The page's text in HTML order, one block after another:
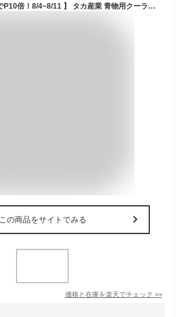
【エントリ-&3点購入でP10倍！8/4~8/11 】 タカ産業 青物用クーラーバッグ 100cm 776-角 (クーラーボックス ソフトクーラー クーラー 大型バッグ)
この商品をサイトでみる
価格と在庫を楽天でチェック >>